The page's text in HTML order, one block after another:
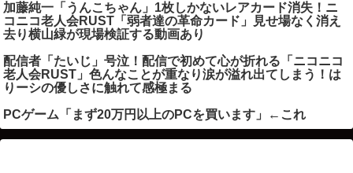
加藤純一「うんこちゃん」1枚しかないレアカード消失！ニ
コニコ老人会RUST「弱者達の革命カード」見せ場なく消え
去り横山緑が現場検証する動画あり
配信者「たいじ」号泣！配信で初めて心が折れる「ニコニコ
老人会RUST」色んなことが重なり涙が溢れ出てしまう！は
りーシの優しさに触れて感極まる
PCゲーム「まず20万円以上のPCを買います」←これ